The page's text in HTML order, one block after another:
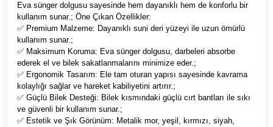
Eva sünger dolgusu sayesinde hem dayanıklı hem de konforlu bir
kullanım sunar.; Öne Çıkan Özellikler:
✅ Premium Malzeme: Dayanıklı suni deri yüzeyi ile uzun ömürlü
kullanım sunar.;
✅ Maksimum Koruma: Eva sünger dolgusu, darbeleri absorbe
ederek el ve bilek sakatlanmalarını minimize eder.;
✅ Ergonomik Tasarım: Ele tam oturan yapısı sayesinde kavrama
kolaylığı sağlar ve hareket kabiliyetini artırır.;
✅ Güçlü Bilek Desteği: Bilek kısmındaki güçlü cırt bantları ile sıkı
ve güvenli bir kullanım sunar.;
✅ Estetik ve Şık Görünüm: Metalik mor, yeşil, kırmızı, siyah,